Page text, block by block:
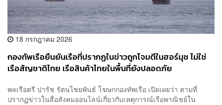
18 กรกฎาคม 2026
กองทัพเรือยืนยันเรือที่ปรากฏในข่าวถูกโจมตีในฮอร์มุซ ไม่ใช่
เรือสัญชาติไทย เรือสินค้าไทยในพื้นที่ยังปลอดภัย
พลเรือตรี ปารัช รัตนไชยพันธ์ โฆษกกองทัพเรือ เปิดเผยว่า ตามที่
ปรากฏข่าวในสื่อสังคมออนไลน์เกี่ยวกับเหตุการณ์เรือพาณิชย์ใน